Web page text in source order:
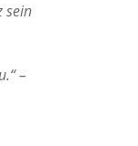
sein
–